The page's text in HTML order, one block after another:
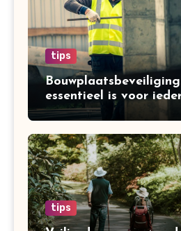
tips
essentieel is voor
bouwonderneming
tips